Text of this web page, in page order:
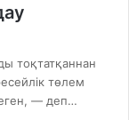
тоқтатқаннан
төлем
— деп…